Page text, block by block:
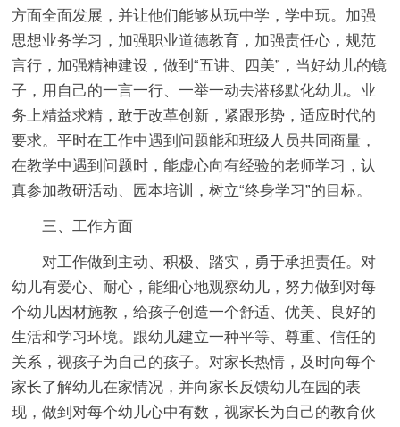
方面全面发展，并让他们能够从玩中学，学中玩。加强
思想业务学习，加强职业道德教育，加强责任心，规范
言行，加强精神建设，做到“五讲、四美”，当好幼儿的镜
子，用自己的一言一行、一举一动去潜移默化幼儿。业
务上精益求精，敢于改革创新，紧跟形势，适应时代的
要求。平时在工作中遇到问题能和班级人员共同商量，
在教学中遇到问题时，能虚心向有经验的老师学习，认
真参加教研活动、园本培训，树立“终身学习”的目标。
三、工作方面
对工作做到主动、积极、踏实，勇于承担责任。对
幼儿有爱心、耐心，能细心地观察幼儿，努力做到对每
个幼儿因材施教，给孩子创造一个舒适、优美、良好的
生活和学习环境。跟幼儿建立一种平等、尊重、信任的
关系，视孩子为自己的孩子。对家长热情，及时向每个
家长了解幼儿在家情况，并向家长反馈幼儿在园的表
现，做到对每个幼儿心中有数，视家长为自己的教育伙